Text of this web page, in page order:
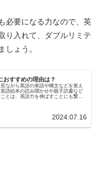
必要になる力なので、英
り入れて、ダブルリミテ
しょう。
おすすめの理由は？
ながら英語の単語や構文などを覚え
語絵本の読み聞かせや親子読書など
とは、英語力を伸ばすことにも繋が
2024.07.16